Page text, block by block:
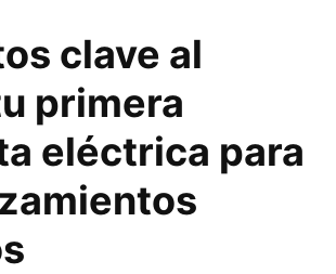
clave al
primera
eléctrica para